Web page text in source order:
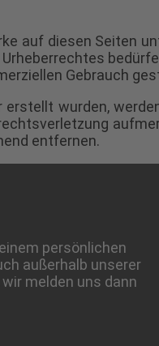
auf diesen Seiten
Gebrauch
wurden,
entfernen.
persönlichen
außerhalb unserer
melden uns dann